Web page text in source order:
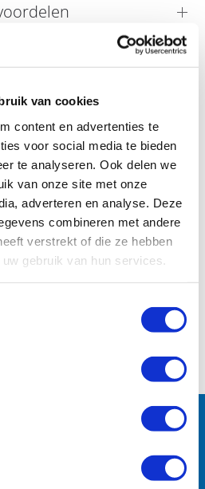
van cookies
content en advertenties te
voor social media te bieden
te analyseren. Ook delen we
van onze site met onze
adverteren en analyse. Deze
combineren met andere
verstrekt of die ze hebben
gebruik van hun services.